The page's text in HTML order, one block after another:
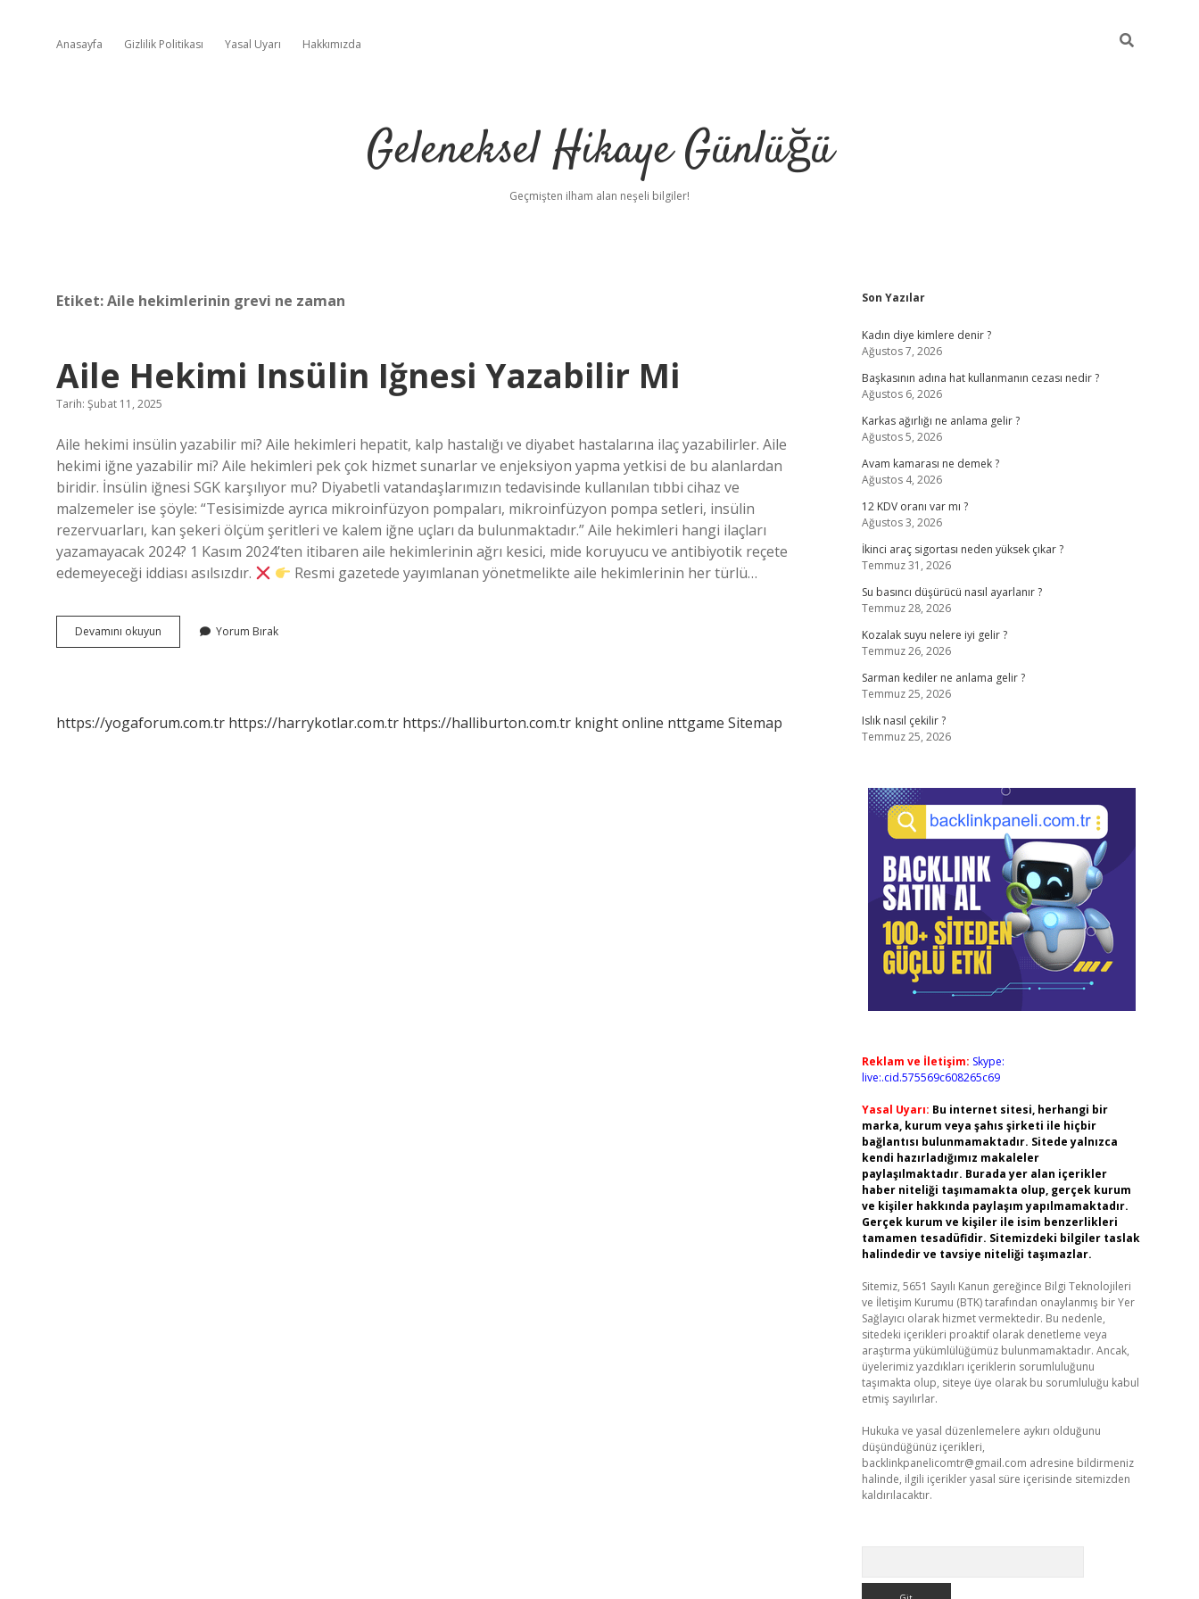
Anasayfa Gizlilik Politikası Yasal Uyarı Hakkımızda
Geleneksel Hikaye Günlüğü
Geçmişten ilham alan neşeli bilgiler!
Etiket:Aile hekimlerinin grevi ne zaman
Aile Hekimi Insülin Iğnesi Yazabilir Mi
Tarih: Şubat 11, 2025
Aile hekimi insülin yazabilir mi? Aile hekimleri hepatit, kalp hastalığı ve diyabet hastalarına ilaç yazabilirler. Aile
hekimi iğne yazabilir mi? Aile hekimleri pek çok hizmet sunarlar ve enjeksiyon yapma yetkisi de bu alanlardan
biridir. İnsülin iğnesi SGK karşılıyor mu? Diyabetli vatandaşlarımızın tedavisinde kullanılan tıbbi cihaz ve
malzemeler ise şöyle: “Tesisimizde ayrıca mikroinfüzyon pompaları, mikroinfüzyon pompa setleri, insülin
rezervuarları, kan şekeri ölçüm şeritleri ve kalem iğne uçları da bulunmaktadır.” Aile hekimleri hangi ilaçları
yazamayacak 2024? 1 Kasım 2024’ten itibaren aile hekimlerinin ağrı kesici, mide koruyucu ve antibiyotik reçete
edemeyeceği iddiası asılsızdır.
Resmi gazetede yayımlanan yönetmelikte aile hekimlerinin her türlü…
Devamını okuyun
Hekimi
Yorum Bırak
https://yogaforum.com.tr https://harrykotlar.com.tr https://halliburton.com.tr knight online nttgame Sitemap
Sidebar
Son Yazılar
Kadın diye kimlere denir ?
Ağustos 7, 2026
Başkasının adına hat kullanmanın cezası nedir ?
Ağustos 6, 2026
Karkas ağırlığı ne anlama gelir ?
Ağustos 5, 2026
Avam kamarası ne demek ?
Ağustos 4, 2026
12 KDV oranı var mı ?
Ağustos 3, 2026
İkinci araç sigortası neden yüksek çıkar ?
Temmuz 31, 2026
Su basıncı düşürücü nasıl ayarlanır ?
Temmuz 28, 2026
Kozalak suyu nelere iyi gelir ?
Temmuz 26, 2026
Sarman kediler ne anlama gelir ?
Temmuz 25, 2026
Islık nasıl çekilir ?
Temmuz 25, 2026
Reklam ve İletişim: Skype:
live:.cid.575569c608265c69
Yasal Uyarı: Bu internet sitesi, herhangi bir
marka, kurum veya şahıs şirketi ile hiçbir
bağlantısı bulunmamaktadır. Sitede yalnızca
kendi hazırladığımız makaleler
paylaşılmaktadır. Burada yer alan içerikler
haber niteliği taşımamakta olup, gerçek kurum
ve kişiler hakkında paylaşım yapılmamaktadır.
Gerçek kurum ve kişiler ile isim benzerlikleri
tamamen tesadüfidir. Sitemizdeki bilgiler taslak
halindedir ve tavsiye niteliği taşımazlar.
Sitemiz, 5651 Sayılı Kanun gereğince Bilgi Teknolojileri
ve İletişim Kurumu (BTK) tarafından onaylanmış bir Yer
Sağlayıcı olarak hizmet vermektedir. Bu nedenle,
sitedeki içerikleri proaktif olarak denetleme veya
araştırma yükümlülüğümüz bulunmamaktadır. Ancak,
üyelerimiz yazdıkları içeriklerin sorumluluğunu
taşımakta olup, siteye üye olarak bu sorumluluğu kabul
etmiş sayılırlar.
Hukuka ve yasal düzenlemelere aykırı olduğunu
düşündüğünüz içerikleri,
backlinkpanelicomtr@gmail.com adresine bildirmeniz
halinde, ilgili içerikler yasal süre içerisinde sitemizden
kaldırılacaktır.